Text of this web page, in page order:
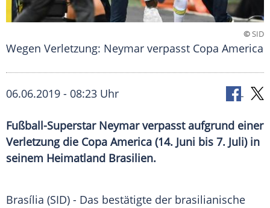
©SID
Wegen Verletzung: Neymar verpasst Copa America
06.06.2019 - 08:23 Uhr
Fußball-Superstar Neymar verpasst aufgrund einer
Verletzung die Copa America (14. Juni bis 7. Juli) in
seinem Heimatland Brasilien.
Brasília (SID) - Das bestätigte der brasilianische